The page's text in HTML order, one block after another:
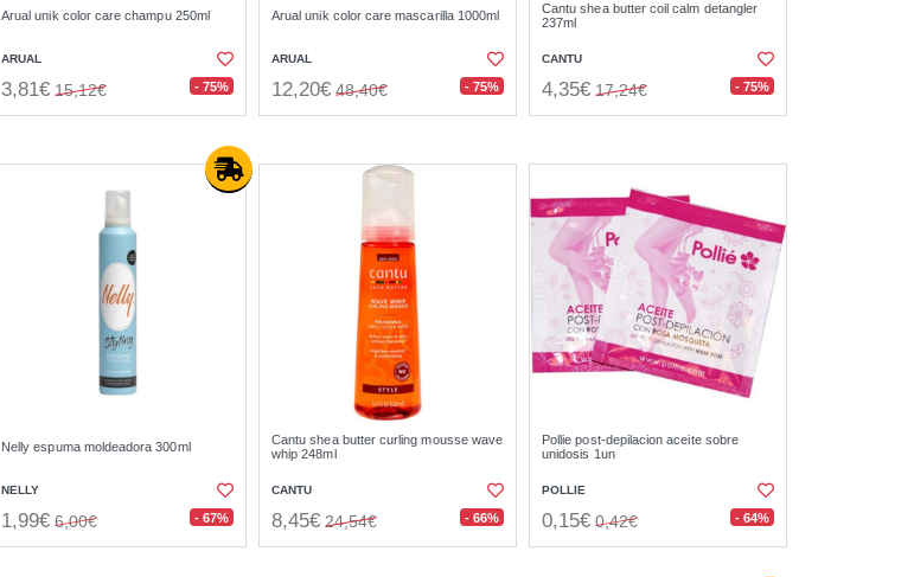
Arual unik color care champu 250ml
ARUAL
3,81€ 15,12€ - 75%
Arual unik color care mascarilla 1000ml
ARUAL
12,20€ 48,40€ - 75%
Cantu shea butter coil calm detangler
237ml
CANTU
4,35€ 17,24€ - 75%
Nelly espuma moldeadora 300ml
NELLY
1,99€ 6,00€ - 67%
Cantu shea butter curling mousse wave
whip 248ml
CANTU
8,45€ 24,54€ - 66%
Pollie post-depilacion aceite sobre
unidosis 1un
POLLIE
0,15€ 0,42€ - 64%